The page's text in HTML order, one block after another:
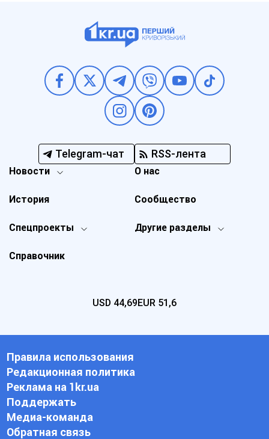
Telegram-чат RSS-лента
Новости
Спецпроекты Другие разделы
История
О нас
Справочник
Сообщество
USD 44,69EUR 51,6
Правила использования
Редакционная политика
Реклама на 1kr.ua
Поддержать
Медиа-команда
Обратная связь